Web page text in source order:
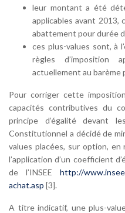
leur montant a été
applicables avant 2013,
abattement pour durée
ces plus-values sont, à
règles d’imposition
actuellement au barème
Pour corriger cette
capacités contributives du
principe d’égalité devant
Constitutionnel a décidé de
values placées, sur option,
l’application d’un coefficient
de l’INSEE http://
achat.asp [3].
A titre indicatif, une plus-